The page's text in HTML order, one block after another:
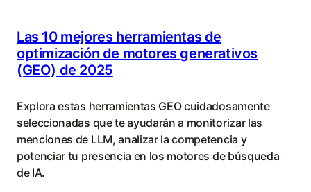
Las 10 mejores herramientas de
optimización de motores generativos
(GEO) de 2025
Explora estas herramientas GEO cuidadosamente
seleccionadas que te ayudarán a monitorizar las
menciones de LLM, analizar la competencia y
potenciar tu presencia en los motores de búsqueda
de IA.